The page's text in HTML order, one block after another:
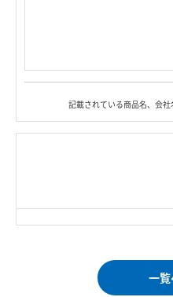
記載されている商品名、会
一